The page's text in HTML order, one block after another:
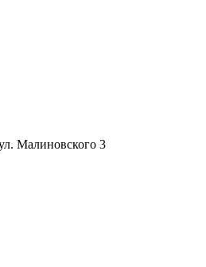
Малиновского 3